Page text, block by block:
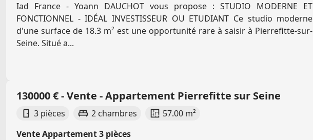
Iad France - Yoann DAUCHOT vous propose : STUDIO MODERNE ET
FONCTIONNEL - IDÉAL INVESTISSEUR OU ETUDIANT Ce studio moderne
d'une surface de 18.3 m² est une opportunité rare à saisir à Pierrefitte-sur-
Seine. Situé a...
130000 € - Vente - Appartement Pierrefitte sur Seine
3 pièces 2 chambres
57.00 m²
Vente Appartement 3 pièces